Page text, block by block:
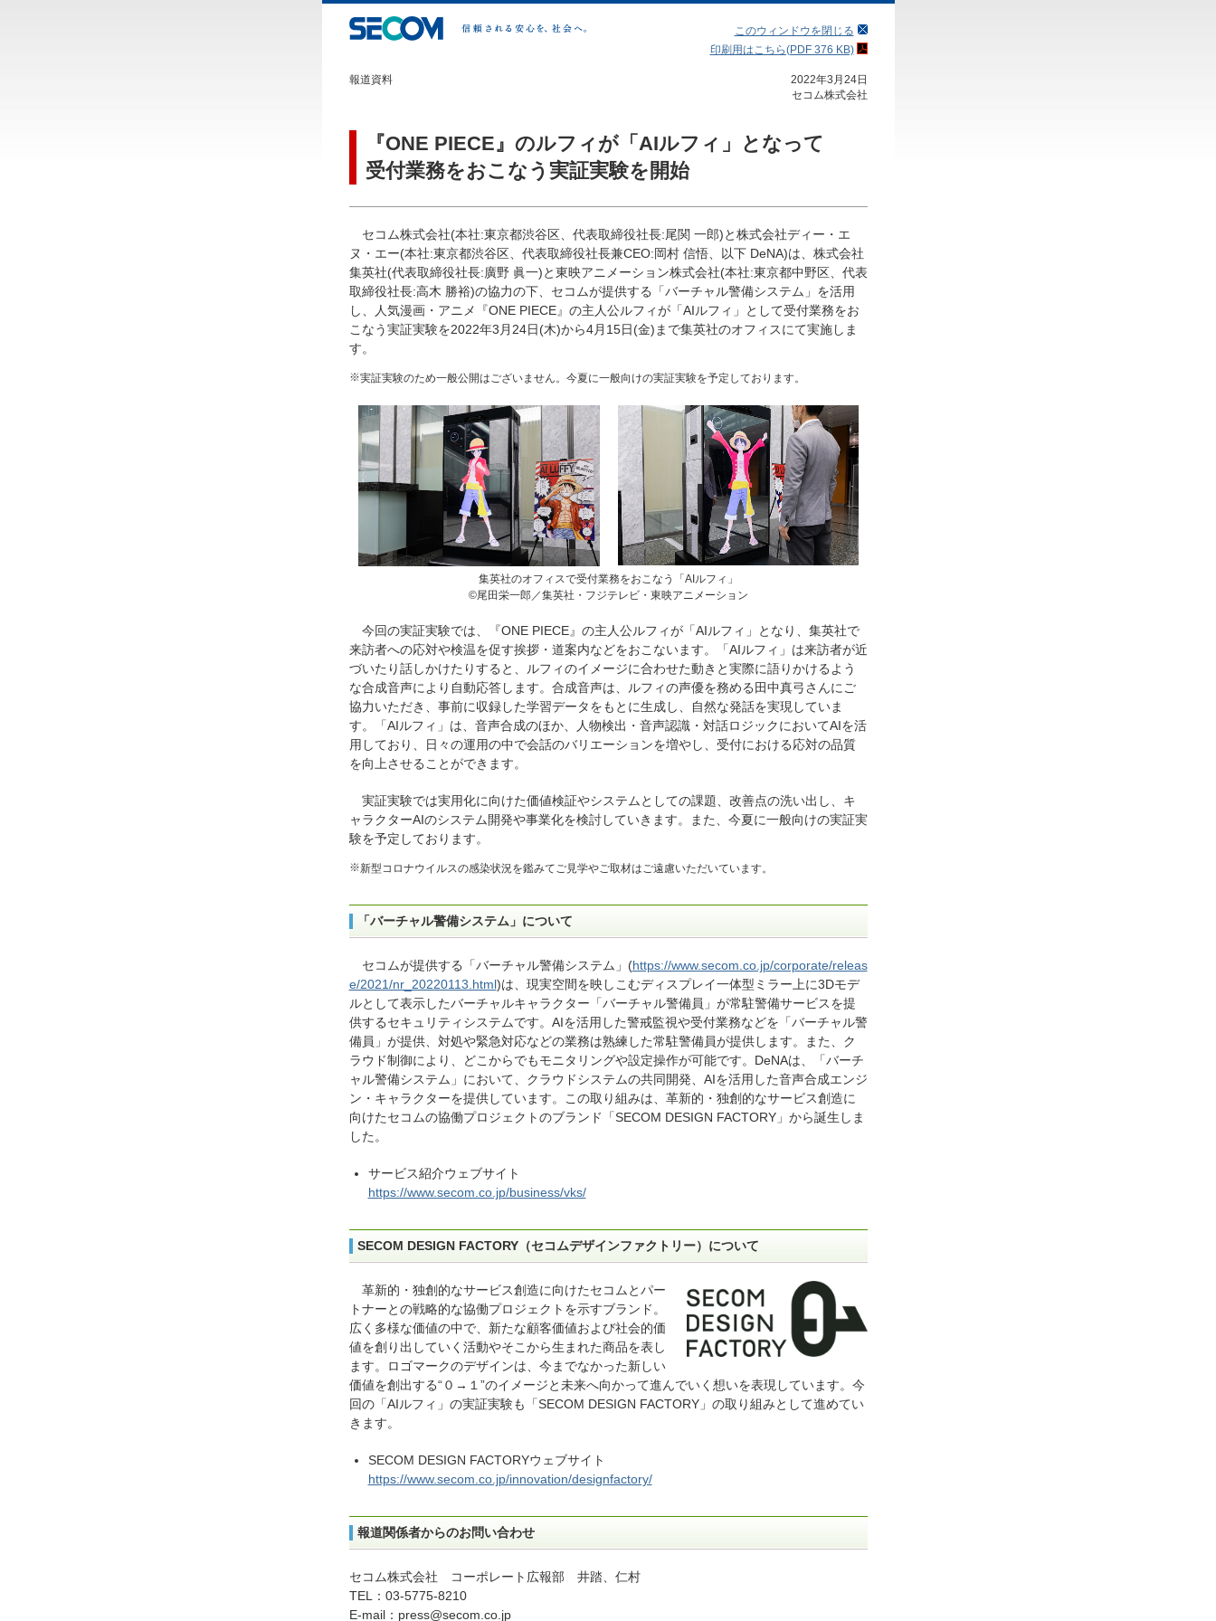
このウィンドウを閉じる
印刷用はこちら(PDF 376 KB)
報道資料
2022年3月24日
セコム株式会社
『ONE PIECE』のルフィが「AIルフィ」となって
受付業務をおこなう実証実験を開始
セコム株式会社(本社:東京都渋谷区、代表取締役社長:尾関 一郎)と株式会社ディー・エ
ヌ・エー(本社:東京都渋谷区、代表取締役社長兼CEO:岡村 信悟、以下 DeNA)は、株式会社
集英社(代表取締役社長:廣野 眞一)と東映アニメーション株式会社(本社:東京都中野区、代表
取締役社長:高木 勝裕)の協力の下、セコムが提供する「バーチャル警備システム」を活用
し、人気漫画・アニメ『ONE PIECE』の主人公ルフィが「AIルフィ」として受付業務をお
こなう実証実験を2022年3月24日(木)から4月15日(金)まで集英社のオフィスにて実施しま
す。
※実証実験のため一般公開はございません。今夏に一般向けの実証実験を予定しております。
集英社のオフィスで受付業務をおこなう「AIルフィ」
©尾田栄一郎／集英社・フジテレビ・東映アニメーション
今回の実証実験では、『ONE PIECE』の主人公ルフィが「AIルフィ」となり、集英社で
来訪者への応対や検温を促す挨拶・道案内などをおこないます。「AIルフィ」は来訪者が近
づいたり話しかけたりすると、ルフィのイメージに合わせた動きと実際に語りかけるよう
な合成音声により自動応答します。合成音声は、ルフィの声優を務める田中真弓さんにご
協力いただき、事前に収録した学習データをもとに生成し、自然な発話を実現していま
す。「AIルフィ」は、音声合成のほか、人物検出・音声認識・対話ロジックにおいてAIを活
用しており、日々の運用の中で会話のバリエーションを増やし、受付における応対の品質
を向上させることができます。
実証実験では実用化に向けた価値検証やシステムとしての課題、改善点の洗い出し、キ
ャラクターAIのシステム開発や事業化を検討していきます。また、今夏に一般向けの実証実
験を予定しております。
※新型コロナウイルスの感染状況を鑑みてご見学やご取材はご遠慮いただいています。
「バーチャル警備システム」について
セコムが提供する「バーチャル警備システム」(https://www.secom.co.jp/corporate/releas
e/2021/nr_20220113.html)は、現実空間を映しこむディスプレイ一体型ミラー上に3Dモデ
ルとして表示したバーチャルキャラクター「バーチャル警備員」が常駐警備サービスを提
供するセキュリティシステムです。AIを活用した警戒監視や受付業務などを「バーチャル警
備員」が提供、対処や緊急対応などの業務は熟練した常駐警備員が提供します。また、ク
ラウド制御により、どこからでもモニタリングや設定操作が可能です。DeNAは、「バーチ
ャル警備システム」において、クラウドシステムの共同開発、AIを活用した音声合成エンジ
ン・キャラクターを提供しています。この取り組みは、革新的・独創的なサービス創造に
向けたセコムの協働プロジェクトのブランド「SECOM DESIGN FACTORY」から誕生しま
した。
サービス紹介ウェブサイト
https://www.secom.co.jp/business/vks/
SECOM DESIGN FACTORY（セコムデザインファクトリー）について
革新的・独創的なサービス創造に向けたセコムとパー
トナーとの戦略的な協働プロジェクトを示すブランド。
広く多様な価値の中で、新たな顧客価値および社会的価
値を創り出していく活動やそこから生まれた商品を表し
ます。ロゴマークのデザインは、今までなかった新しい
価値を創出する“０→１”のイメージと未来へ向かって進んでいく想いを表現しています。今
回の「AIルフィ」の実証実験も「SECOM DESIGN FACTORY」の取り組みとして進めてい
きます。
SECOM DESIGN FACTORYウェブサイト
https://www.secom.co.jp/innovation/designfactory/
報道関係者からのお問い合わせ
セコム株式会社 コーポレート広報部 井踏、仁村
TEL：03-5775-8210
E-mail：press@secom.co.jp